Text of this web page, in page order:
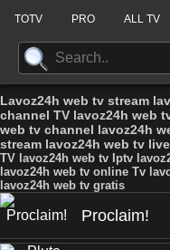
TOTV PRO ALL TV
Lavoz24h web tv stream
channel TV lavoz24h web
web tv channel lavoz24h
stream lavoz24h web tv
TV lavoz24h web tv Iptv
lavoz24h web tv online Tv
lavoz24h web tv gratis
Proclaim!